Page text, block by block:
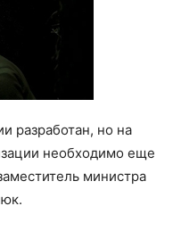
разработан, но на
необходимо еще
министра